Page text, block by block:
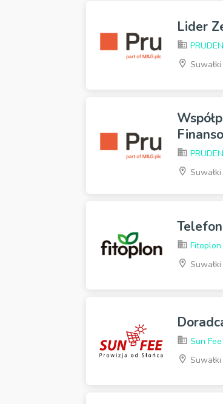
Lider
Fitoplon
Sun